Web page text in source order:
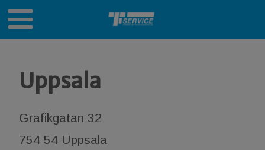
Uppsala
Grafikgatan 32
754 54 Uppsala